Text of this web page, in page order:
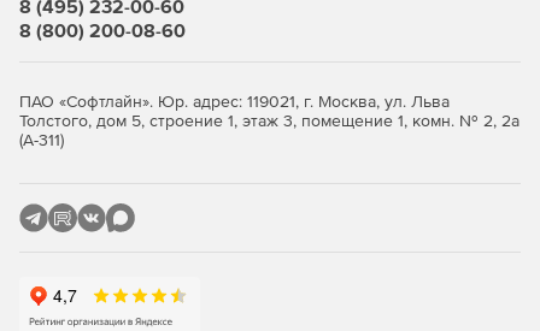
мгновенно.
Kaspersky Total Security для бизнеса предоставляет
средства шифрования данных, защищая
8 (495) 232-00-60
8 (800) 200-08-60
ПАО «Софтлайн». Юр. адрес: 119021, г. Москва, ул. Льва
Толстого, дом 5, строение 1, этаж 3, помещение 1, комн. № 2, 2а
(А-311)